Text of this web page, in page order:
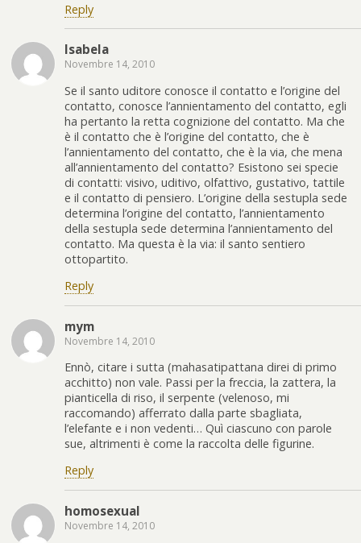
Reply
Isabela
Novembre 14, 2010
Se il santo uditore conosce il contatto e l’origine del
contatto, conosce l’annientamento del contatto, egli
ha pertanto la retta cognizione del contatto. Ma che
è il contatto che è l’origine del contatto, che è
l’annientamento del contatto, che è la via, che mena
all’annientamento del contatto? Esistono sei specie
di contatti: visivo, uditivo, olfattivo, gustativo, tattile
e il contatto di pensiero. L’origine della sestupla sede
determina l’origine del contatto, l’annientamento
della sestupla sede determina l’annientamento del
contatto. Ma questa è la via: il santo sentiero
ottopartito.
Reply
mym
Novembre 14, 2010
Ennò, citare i sutta (mahasatipattana direi di primo
acchitto) non vale. Passi per la freccia, la zattera, la
pianticella di riso, il serpente (velenoso, mi
raccomando) afferrato dalla parte sbagliata,
l’elefante e i non vedenti… Quì ciascuno con parole
sue, altrimenti è come la raccolta delle figurine.
Reply
homosexual
Novembre 14, 2010